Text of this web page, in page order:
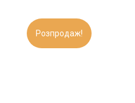
Розпродаж!